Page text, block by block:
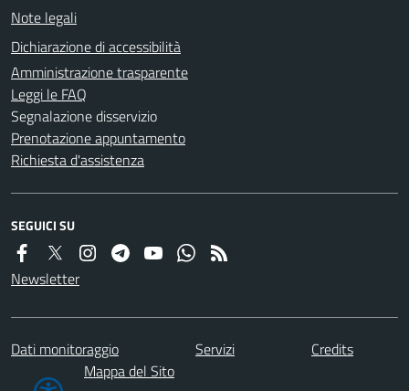
Note legali
Dichiarazione di accessibilità
Amministrazione trasparente
Leggi le FAQ
Segnalazione disservizio
Prenotazione appuntamento
Richiesta d'assistenza
SEGUICI SU
Newsletter
Dati monitoraggio Servizi
Credits
Mappa del Sito